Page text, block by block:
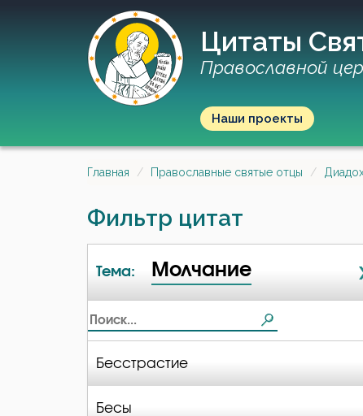
Цитаты
Православной
Наши проекты
Главная Православные святые отцы
Фильтр цитат
Тема: Молчание
Бесстрастие
Бесы